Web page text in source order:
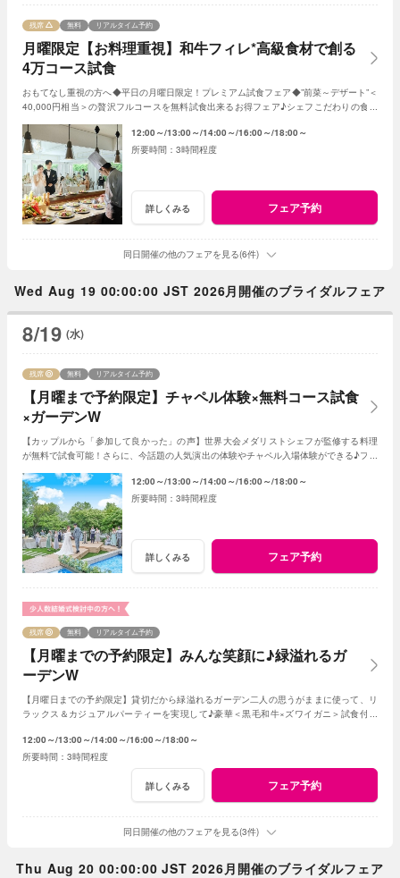
月曜限定【お料理重視】和牛フィレ*高級食材で創る
4万コース試食
残席 無料 リアルタイム予約
おもてなし重視の方へ◆平日の月曜日限定！プレミアム試食フェア◆”前菜～デザート”＜
40,000円相当＞の贅沢フルコースを無料試食出来るお得フェア♪シェフこだわりの食材
12:00～ 13:00～ 14:00～ 16:00～ 18:00～
3時間程度
詳しくみる フェア予約
同日開催の他のフェアを見る(6件)
Wed Aug 19 00:00:00 JST 2026月開催のブライダルフェア
8/19 (水)
【月曜まで予約限定】チャペル体験×無料コース試食
×ガーデンW
残席 無料 リアルタイム予約
【カップルから「参加して良かった」の声】世界大会メダリストシェフが監修する料理
が無料で試食可能！さらに、今話題の人気演出の体験やチャペル入場体験ができる♪フェ
12:00～ 13:00～ 14:00～ 16:00～ 18:00～
3時間程度
詳しくみる フェア予約
【月曜までの予約限定】みんな笑顔に♪緑溢れるガ
ーデンW
残席 無料 リアルタイム予約
【月曜日までの予約限定】貸切だから緑溢れるガーデン二人の思うがままに使って、リ
ラックス＆カジュアルパーティーを実現して♪豪華＜黒毛和牛×ズワイガニ＞試食付き
12:00～ 13:00～ 14:00～ 16:00～ 18:00～
3時間程度
詳しくみる フェア予約
同日開催の他のフェアを見る(3件)
Thu Aug 20 00:00:00 JST 2026月開催のブライダルフェア